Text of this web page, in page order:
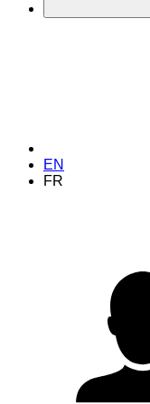
EN
FR